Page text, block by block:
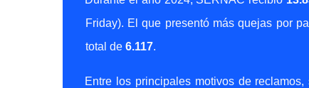
Friday). El que presentó más quejas por
total de6.117.
Entre los principales motivos de